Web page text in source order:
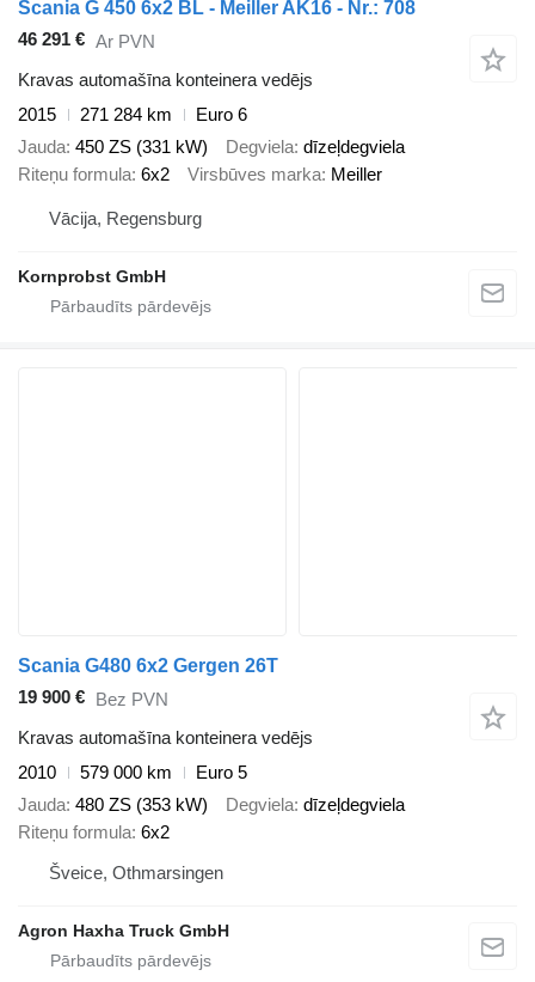
Scania G 450 6x2 BL - Meiller AK16 - Nr.: 708
46 291 € Ar PVN
Kravas automašīna konteinera vedējs
2015
271 284 km
Euro 6
Jauda 450 ZS (331 kW) Degviela dīzeļdegviela
Riteņu formula 6x2 Virsbūves marka Meiller
Vācija, Regensburg
Kornprobst GmbH
Scania G480 6x2 Gergen 26T
19 900 € Bez PVN
Kravas automašīna konteinera vedējs
2010
579 000 km
Euro 5
Jauda 480 ZS (353 kW) Degviela dīzeļdegviela
Riteņu formula 6x2
Šveice, Othmarsingen
Agron Haxha Truck GmbH